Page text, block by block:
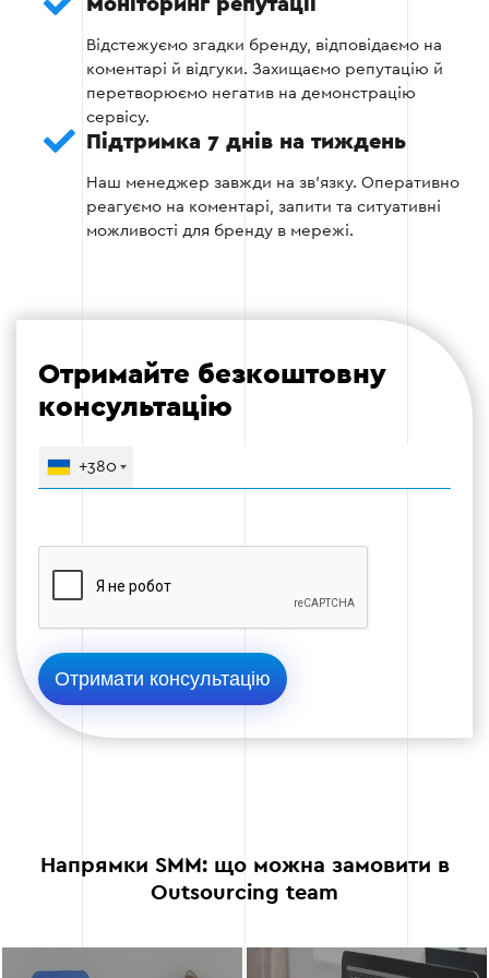
Забезпечуємо професійний копірайтинг і
дизайн, витримані в єдиному тоні голосу
вашого бренду (Tone of Voice).
Плануємо Reels і Stories як пріоритетні
2025–2026 роках та погоджуємо кожен
пост із вами перед публікацією.
Етап 3
Етап 4 — Запуск рекламних кампаній
витрат, де ви бачите кожну гривню у звіті.
Використовуємо стратегію: тестова
кампанія → аналіз результатів →
масштабування переможців, паралельно
тестуючи кілька аудиторій і форматів
оголошень.
Для e-commerce підключаємо динамічну
рекламу та каталоги, гарантуючи, що весь
максимально ефективно.
Відстежуємо згадки бренду, відповідаємо на
коментарі й відгуки. Захищаємо репутацію й
перетворюємо негатив на демонстрацію
сервісу.
Підтримка 7 днів на тиждень
Наш менеджер завжди на зв'язку. Оперативно
реагуємо на коментарі, запити та ситуативні
можливості для бренду в мережі.
Отримайте безкоштовну
консультацію
+380
Напрямки SMM: що можна замовити в
Outsourcing team